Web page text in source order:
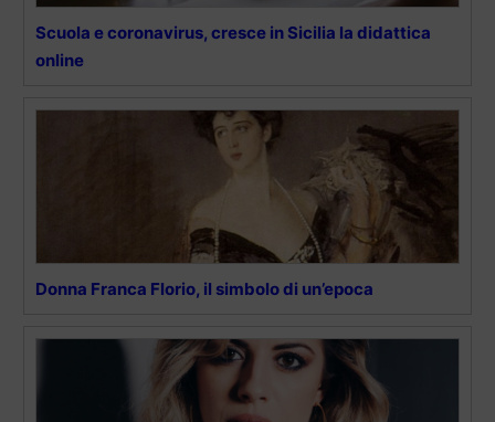
Scuola e coronavirus, cresce in Sicilia la didattica
online
Donna Franca Florio, il simbolo di un’epoca